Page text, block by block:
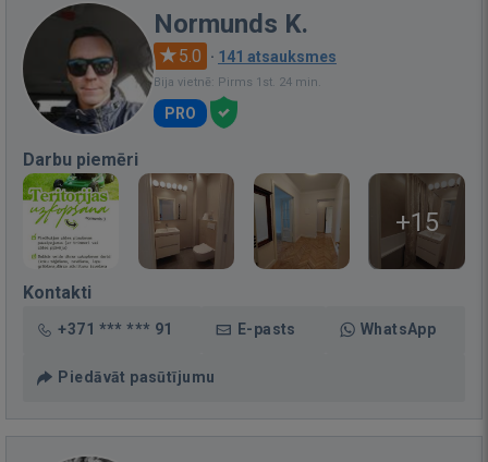
Normunds K.
5.0 · 141 atsauksmes
Bija vietnē: Pirms 1st. 24 min.
PRO
Darbu piemēri
+15
Kontakti
+371 *** *** 91 E-pasts WhatsApp
Piedāvāt pasūtījumu